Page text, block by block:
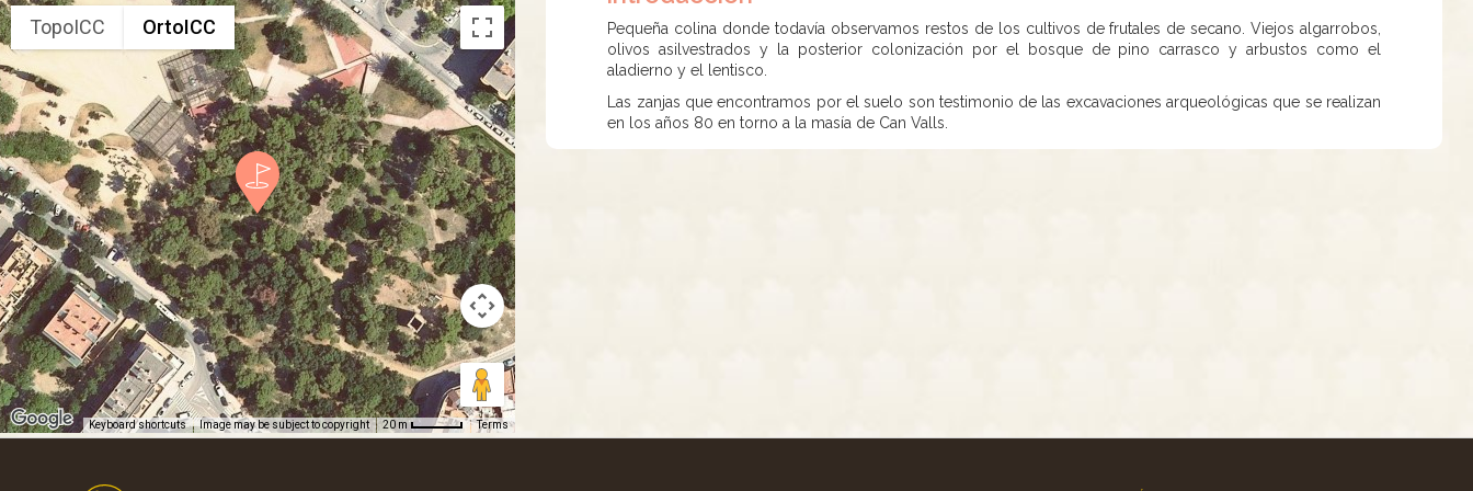
TopoICC OrtoICC
Keyboard shortcuts Image may be subject to copyright 20 m Terms
Pequeña colina donde todavía observamos restos de los cultivos de frutales de secano. Viejos algarrobos,
olivos asilvestrados y la posterior colonización por el bosque de pino carrasco y arbustos como el
aladierno y el lentisco.
Las zanjas que encontramos por el suelo son testimonio de las excavaciones arqueológicas que se realizan
en los años 80 en torno a la masía de Can Valls.